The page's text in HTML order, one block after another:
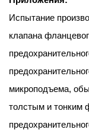
Испытание
клапана
микроподъема,
толстым и тонким